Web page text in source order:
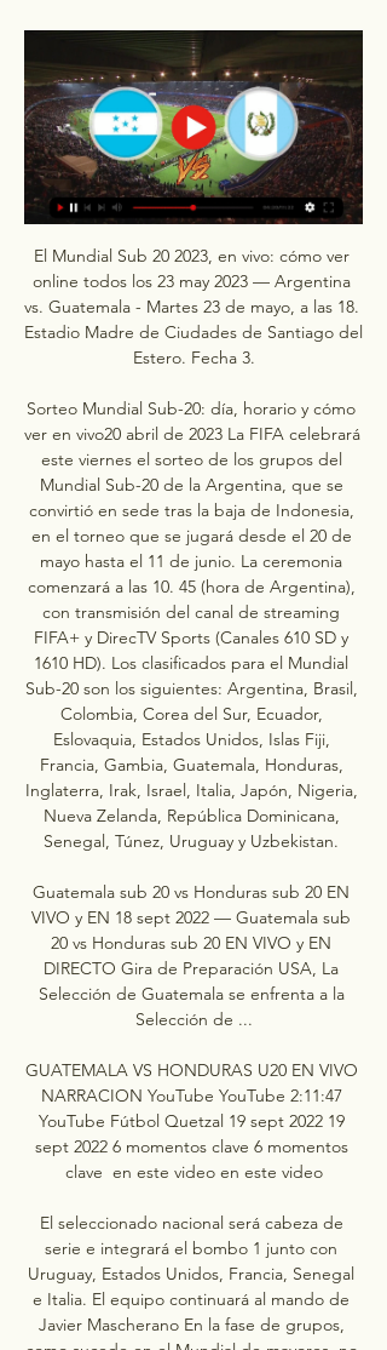
El Mundial Sub 20 2023, en vivo: cómo ver
online todos los 23 may 2023 — Argentina
vs. Guatemala - Martes 23 de mayo, a las 18.
Estadio Madre de Ciudades de Santiago del
Estero. Fecha 3.
Sorteo Mundial Sub-20: día, horario y cómo
ver en vivo20 abril de 2023 La FIFA celebrará
este viernes el sorteo de los grupos del
Mundial Sub-20 de la Argentina, que se
convirtió en sede tras la baja de Indonesia,
en el torneo que se jugará desde el 20 de
mayo hasta el 11 de junio. La ceremonia
comenzará a las 10. 45 (hora de Argentina),
con transmisión del canal de streaming
FIFA+ y DirecTV Sports (Canales 610 SD y
1610 HD). Los clasificados para el Mundial
Sub-20 son los siguientes: Argentina, Brasil,
Colombia, Corea del Sur, Ecuador,
Eslovaquia, Estados Unidos, Islas Fiji,
Francia, Gambia, Guatemala, Honduras,
Inglaterra, Irak, Israel, Italia, Japón, Nigeria,
Nueva Zelanda, República Dominicana,
Senegal, Túnez, Uruguay y Uzbekistan.
Guatemala sub 20 vs Honduras sub 20 EN
VIVO y EN 18 sept 2022 — Guatemala sub
20 vs Honduras sub 20 EN VIVO y EN
DIRECTO Gira de Preparación USA, La
Selección de Guatemala se enfrenta a la
Selección de ...
GUATEMALA VS HONDURAS U20 EN VIVO
NARRACION YouTube YouTube 2:11:47
YouTube Fútbol Quetzal 19 sept 2022 19
sept 2022 6 momentos clave 6 momentos
clave  en este video en este video
El seleccionado nacional será cabeza de
serie e integrará el bombo 1 junto con
Uruguay, Estados Unidos, Francia, Senegal
e Italia. El equipo continuará al mando de
Javier Mascherano En la fase de grupos,